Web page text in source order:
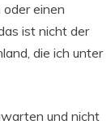
einen
ist nicht der
die ich unter
und nicht